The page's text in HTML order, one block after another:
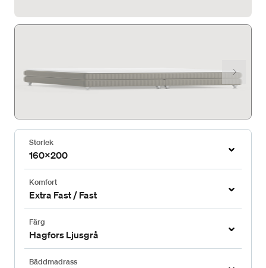
Storlek
160x200
Komfort
Extra Fast / Fast
Färg
Hagfors Ljusgrå
Bäddmadrass